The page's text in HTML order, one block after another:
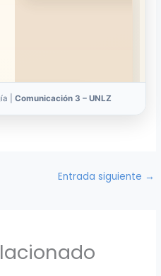
| Comunicación 3 – UNLZ
Entrada siguiente →